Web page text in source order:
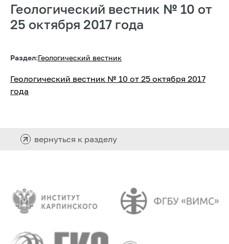
Геологический вестник № 10 от
25 октября 2017 года
Раздел:Геологический вестник
Геологический вестник № 10 от 25 октября 2017
года
вернуться к разделу